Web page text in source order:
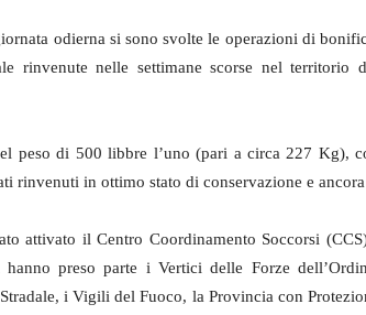
odierna si sono svolte le operazioni di
rinvenute nelle settimane scorse nel territorio
peso di 500 libbre l’uno (pari a circa 227 Kg),
rinvenuti in ottimo stato di conservazione e
attivato il Centro Coordinamento Soccorsi
preso parte i Vertici delle Forze
i Vigili del Fuoco, la Provincia con